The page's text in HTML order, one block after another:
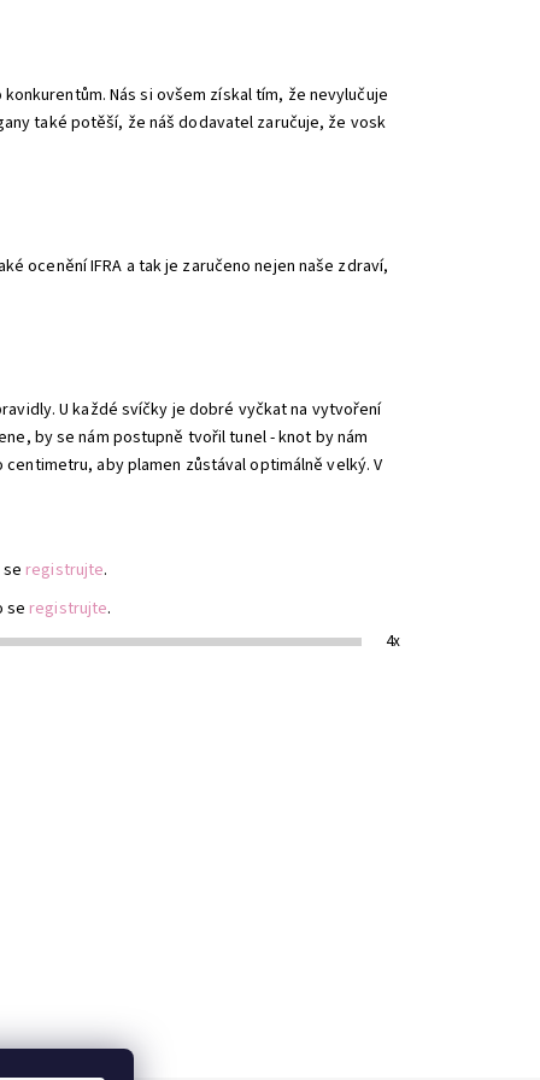
Nás si ovšem získal tím, že nevylučuje
také potěší, že náš dodavatel zaručuje, že vosk
ocenění IFRA a tak je zaručeno nejen naše zdraví,
U každé svíčky je dobré vyčkat na vytvoření
by se nám postupně tvořil tunel - knot by nám
aby plamen zůstával optimálně velký. V
registrujte.
se registrujte.
4x